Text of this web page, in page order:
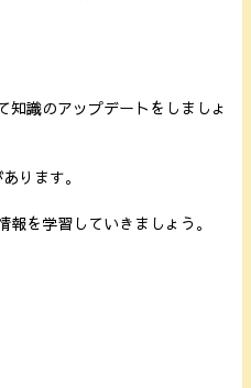
知識のアップデートをしましょ
ります。
を学習していきましょう。